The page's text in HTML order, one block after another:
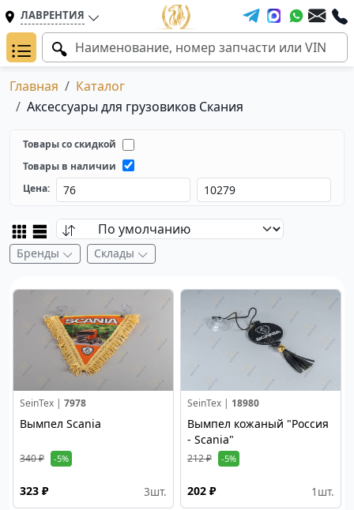
ЛАВРЕНТИЯ
Главная
Каталог
Аксессуары для грузовиков Скания
Товары со скидкой
Товары в наличии
Цена:
Бренды Склады
SeinTex | 7978
Вымпел Scania
340 ₽ -5%
323 ₽ 3шт.
SeinTex | 18980
Вымпел кожаный "Россия
- Scania"
212 ₽ -5%
202 ₽ 1 шт.